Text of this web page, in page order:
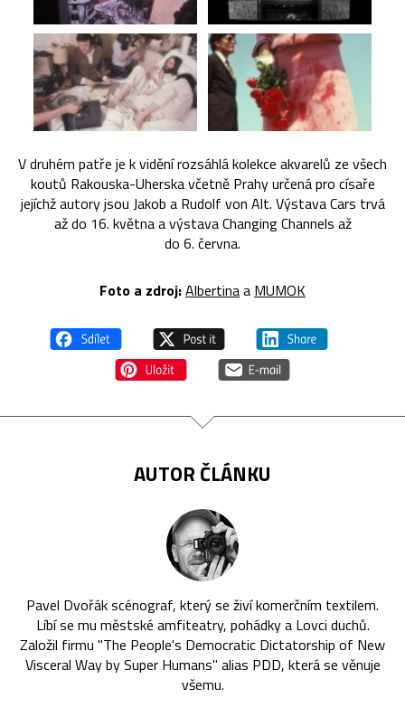
V druhém patře je k vidění rozsáhlá kolekce akvarelů ze všech
koutů Rakouska-Uherska včetně Prahy určená pro císaře
jejíchž autory jsou Jakob a Rudolf von Alt. Výstava Cars trvá
až do 16. května a výstava Changing Channels až
do 6. června.
Foto a zdroj:Albertinaa MUMOK
AUTOR ČLÁNKU
Pavel Dvořák scénograf, který se živí komerčním textilem.
Líbí se mu městské amfiteatry, pohádky a Lovci duchů.
Založil firmu "The People's Democratic Dictatorship of New
Visceral Way by Super Humans" alias PDD, která se věnuje
všemu.